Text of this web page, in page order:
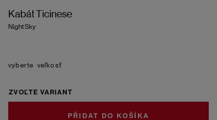
Kabát Ticinese
Night Sky
veľkosť
ZVOĽTE VARIANT
DO KOŠÍKA